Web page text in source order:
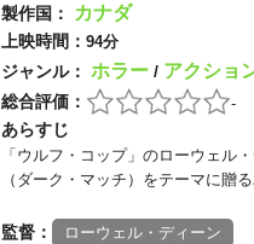
製作国： カナダ
上映時間： 94分
ジャンル： ホラー / アクショ
総合評価： -
あらすじ
「ウルフ・コップ」のローウェル
（ダーク・マッチ）をテーマに贈
監督： ローウェル・ディーン